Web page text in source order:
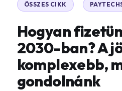
ÖSSZES CIKK
Hogyan
2030-ban? A
komplexebb,
gondolnánk